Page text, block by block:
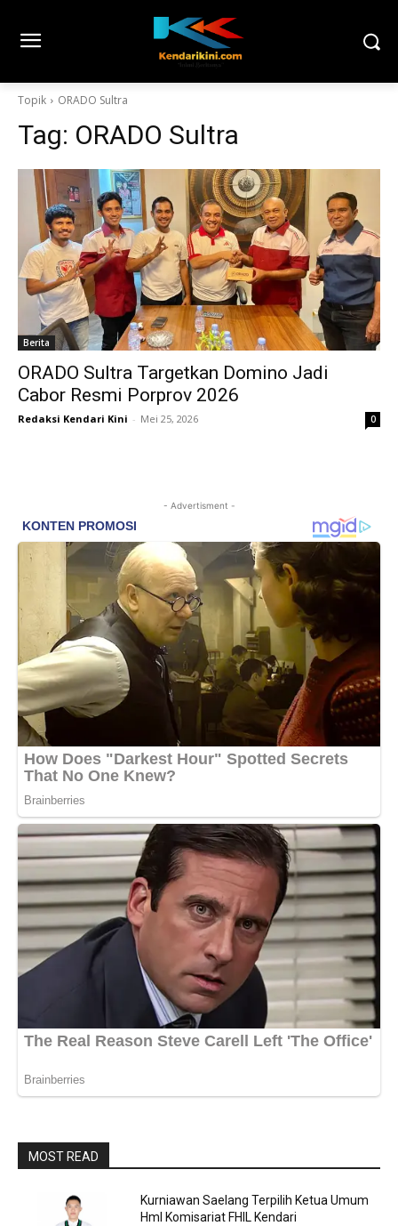
Topik ORADO Sultra
Tag: ORADO Sultra
Berita
ORADO Sultra Targetkan Domino Jadi
Cabor Resmi Porprov 2026
Redaksi Kendari Kini - Mei 25, 2026 0
- Advertisment -
MOST READ
Kurniawan Saelang Terpilih Ketua Umum
HmI Komisariat FHIL Kendari